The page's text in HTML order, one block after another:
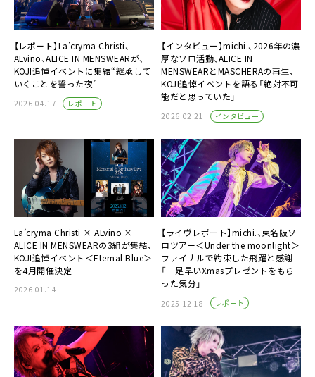
【レポート】La’cryma Christi、
ALvino、ALICE IN MENSWEARが、
KOJI追悼イベントに集結“継承して
いくことを誓った夜”
2026.04.17 レポート
【インタビュー】michi.、2026年の濃
厚なソロ活動、ALICE IN
MENSWEARとMASCHERAの再生、
KOJI追悼イベントを語る「絶対不可
能だと思っていた」
2026.02.21 インタビュー
La’cryma Christi × ALvino ×
ALICE IN MENSWEARの3組が集結、
KOJI追悼イベント＜Eternal Blue＞
を4月開催決定
2026.01.14
【ライヴレポート】michi.、東名阪ソ
ロツアー＜Under the moonlight＞
ファイナルで約束した飛躍と感謝
「一足早いXmasプレゼントをもら
った気分」
2025.12.18 レポート